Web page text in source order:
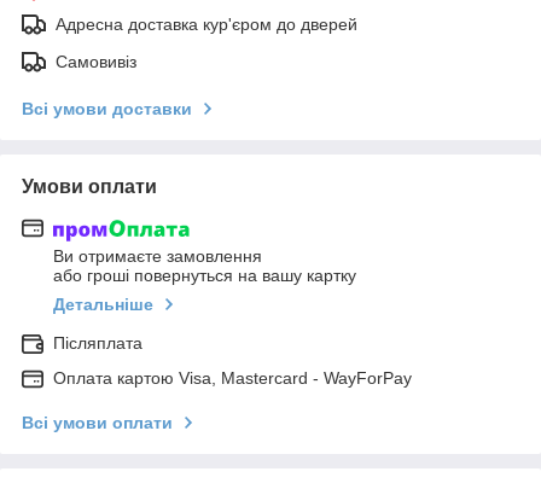
Адресна доставка кур'єром до дверей
Самовивіз
Всі умови доставки
Умови оплати
Ви отримаєте замовлення
або гроші повернуться на вашу картку
Детальніше
Післяплата
Оплата картою Visa, Mastercard - WayForPay
Всі умови оплати